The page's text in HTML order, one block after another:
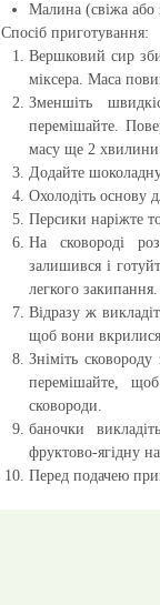
Малина (свіжа або
Спосіб приготування:
Вершковий сир
міксера. Маса
Зменшіть
перемішайте.
масу ще 2
Додайте
Охолодіть основу
Персики наріжте
На сковороді
залишився і
легкого закипання.
Відразу ж
щоб вони
Зніміть
перемішайте,
сковороди.
баночки
фруктово-ягідну
Перед подачею